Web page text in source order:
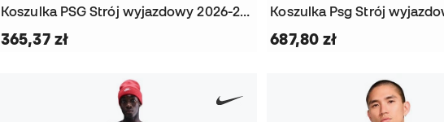
Koszulka PSG Strój wyjazdowy 2026-2027 Dziecięcy
365,37 zł 687,80 zł